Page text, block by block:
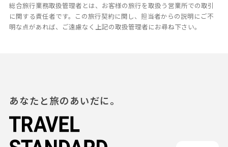
総合旅行業務取扱管理者とは、お客様の旅行を取扱う営業所での取引
に関する責任者です。この旅行契約に関し、担当者からの説明にご不
明な点があれば、ご遠慮なく上記の取扱管理者にお尋ね下さい。
あなたと旅のあいだに。